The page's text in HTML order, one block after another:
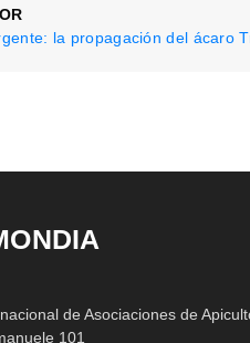
la propagación del ácaro
de Asociaciones de
101